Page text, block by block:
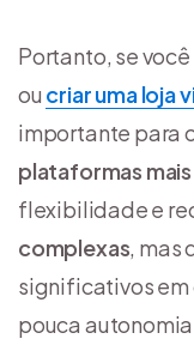
Portanto, se
ou criar uma loja
importante para
plataformas
flexibilidade e
complexas, mas
significativos em
pouca